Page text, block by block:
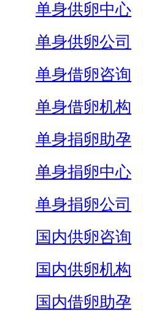
单身供卵中心
单身供卵公司
单身借卵咨询
单身借卵机构
单身捐卵助孕
单身捐卵中心
单身捐卵公司
国内供卵咨询
国内供卵机构
国内借卵助孕